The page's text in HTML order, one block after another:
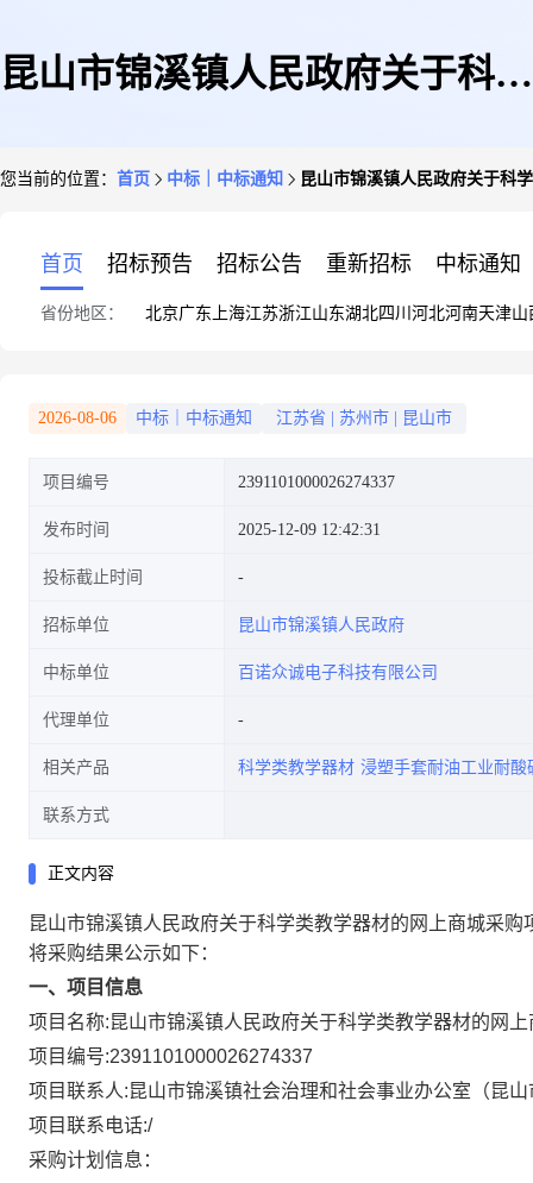
昆山市锦溪镇人民政府关于科学
您当前的位置： 首页 中标｜中标通知 昆山市锦溪镇人民政府关于科
首页 招标预告 招标公告 重新招标 中标通知
省份地区： 北京广东 上海江苏浙江山东湖北四川 河北河南天津山
2026-08-06 中标｜中标通知 江苏省 苏州市 昆山市
项目编号 2391101000026274337
发布时间 2025-12-09 12:42:31
投标截止时间
招标单位 昆山市锦溪镇人民政府
中标单位 百诺众诚电子科技有限公司
代理单位
相关产品 科学类教学器材 浸塑手套耐油工业耐
联系方式
正文内容
昆山市锦溪镇人民政府关于科学类教学器材的网上商城采购
将采购结果公示如下：
一、项目信息
项目名称:昆山市锦溪镇人民政府关于科学类教学器材的网
项目编号:2391101000026274337
项目联系人:昆山市锦溪镇社会治理和社会事业办公室（昆
项目联系电话:/
采购计划信息：